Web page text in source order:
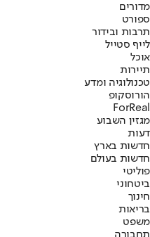
מדורים
ספורט
תרבות ובידור
לייף סטייל
אוכל
תיירות
טכנולוגיה ומדע
הורוסקופ
ForReal
מגזין השבוע
דעות
חדשות בארץ
חדשות בעולם
פוליטי
ביטחוני
חינוך
בריאות
משפט